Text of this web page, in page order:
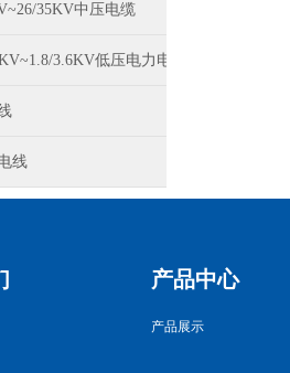
35KV中压电缆
3.6KV低压电力电缆
线
产品中心
产品展示